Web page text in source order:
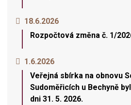
18.6.2026
Rozpočtová změna č. 1/
1.6.2026
Veřejná sbírka na obnovu
Sudoměřicích u Bechyně
dni 31. 5. 2026.